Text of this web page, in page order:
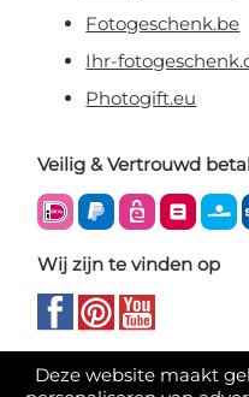
Deze website maakt
Fotogeschenk.be
Ihr-
Photogift.eu
Veilig & Vertrouwd
Wij zijn te vinden op